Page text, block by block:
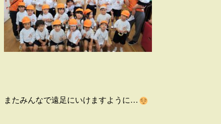
またみんなで遠足にいけますように…